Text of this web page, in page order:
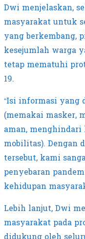
Dwi menjelaskan,
masyarakat untuk
yang berkembang,
kesejumlah warga
tetap mematuhi
19.
“Isi informasi yang
(memakai masker,
aman,
mobilitas). Dengan
tersebut, kami
penyebaran
kehidupan
Lebih lanjut, Dwi
masyarakat pada